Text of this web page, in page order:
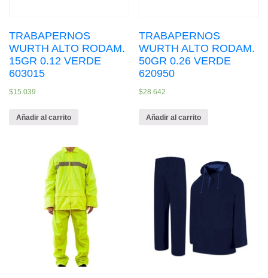
TRABAPERNOS
WURTH ALTO RODAM.
15GR 0.12 VERDE
603015
$15.039
Añadir al carrito
TRABAPERNOS
WURTH ALTO RODAM.
50GR 0.26 VERDE
620950
$28.642
Añadir al carrito